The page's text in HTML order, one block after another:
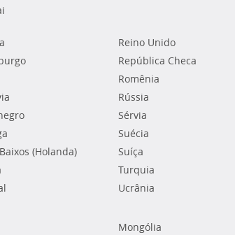
(Holanda)
Reino Unido
República Checa
Romênia
Rússia
Sérvia
Suécia
Suíça
Turquia
Ucrânia
Mongólia